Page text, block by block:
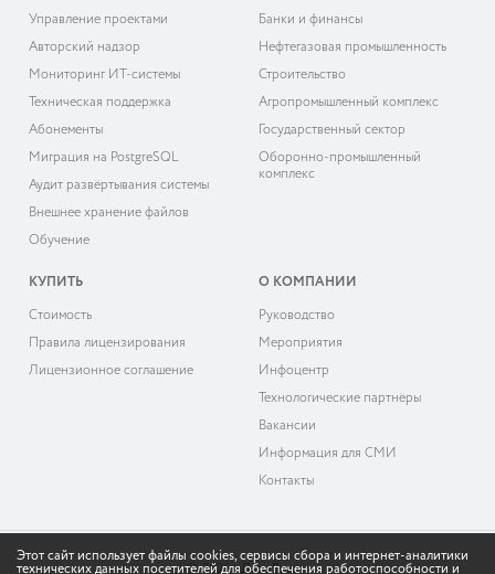
Управление проектами
Авторский надзор
Мониторинг ИТ-системы
Техническая поддержка
Абонементы
Миграция на PostgreSQL
Аудит развёртывания системы
Внешнее хранение файлов
Обучение
Банки и финансы
Нефтегазовая промышленность
Строительство
Агропромышленный комплекс
Государственный сектор
Оборонно-промышленный
комплекс
КУПИТЬ
Cтоимость
Правила лицензирования
Лицензионное соглашение
О КОМПАНИИ
Руководство
Мероприятия
Инфоцентр
Технологические партнёры
Вакансии
Информация для СМИ
Контакты
© 2026 «ДоксВижн»
Этот сайт использует файлы cookies, сервисы сбора и интернет-аналитики
технических данных посетителей для обеспечения работоспособности и